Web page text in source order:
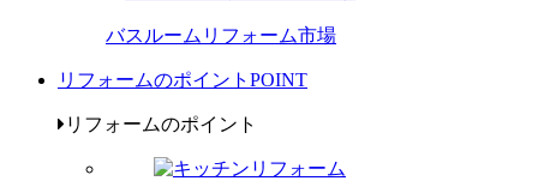
バスルームリフォーム市場
リフォームのポイント POINT
リフォームのポイント